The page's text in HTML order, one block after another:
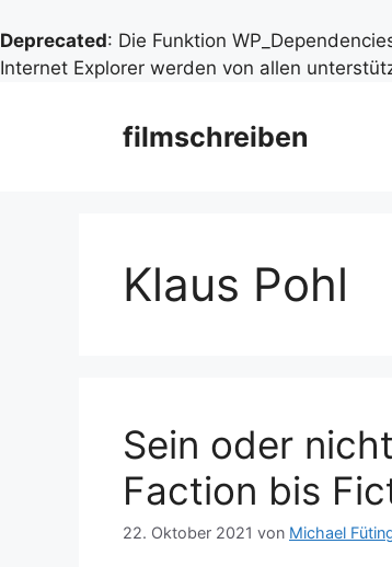
Deprecated: Die Funktion
Internet Explorer werden von allen
filmschreiben
Klaus Pohl
Sein oder
Faction bis
22. Oktober 2021 von Michael